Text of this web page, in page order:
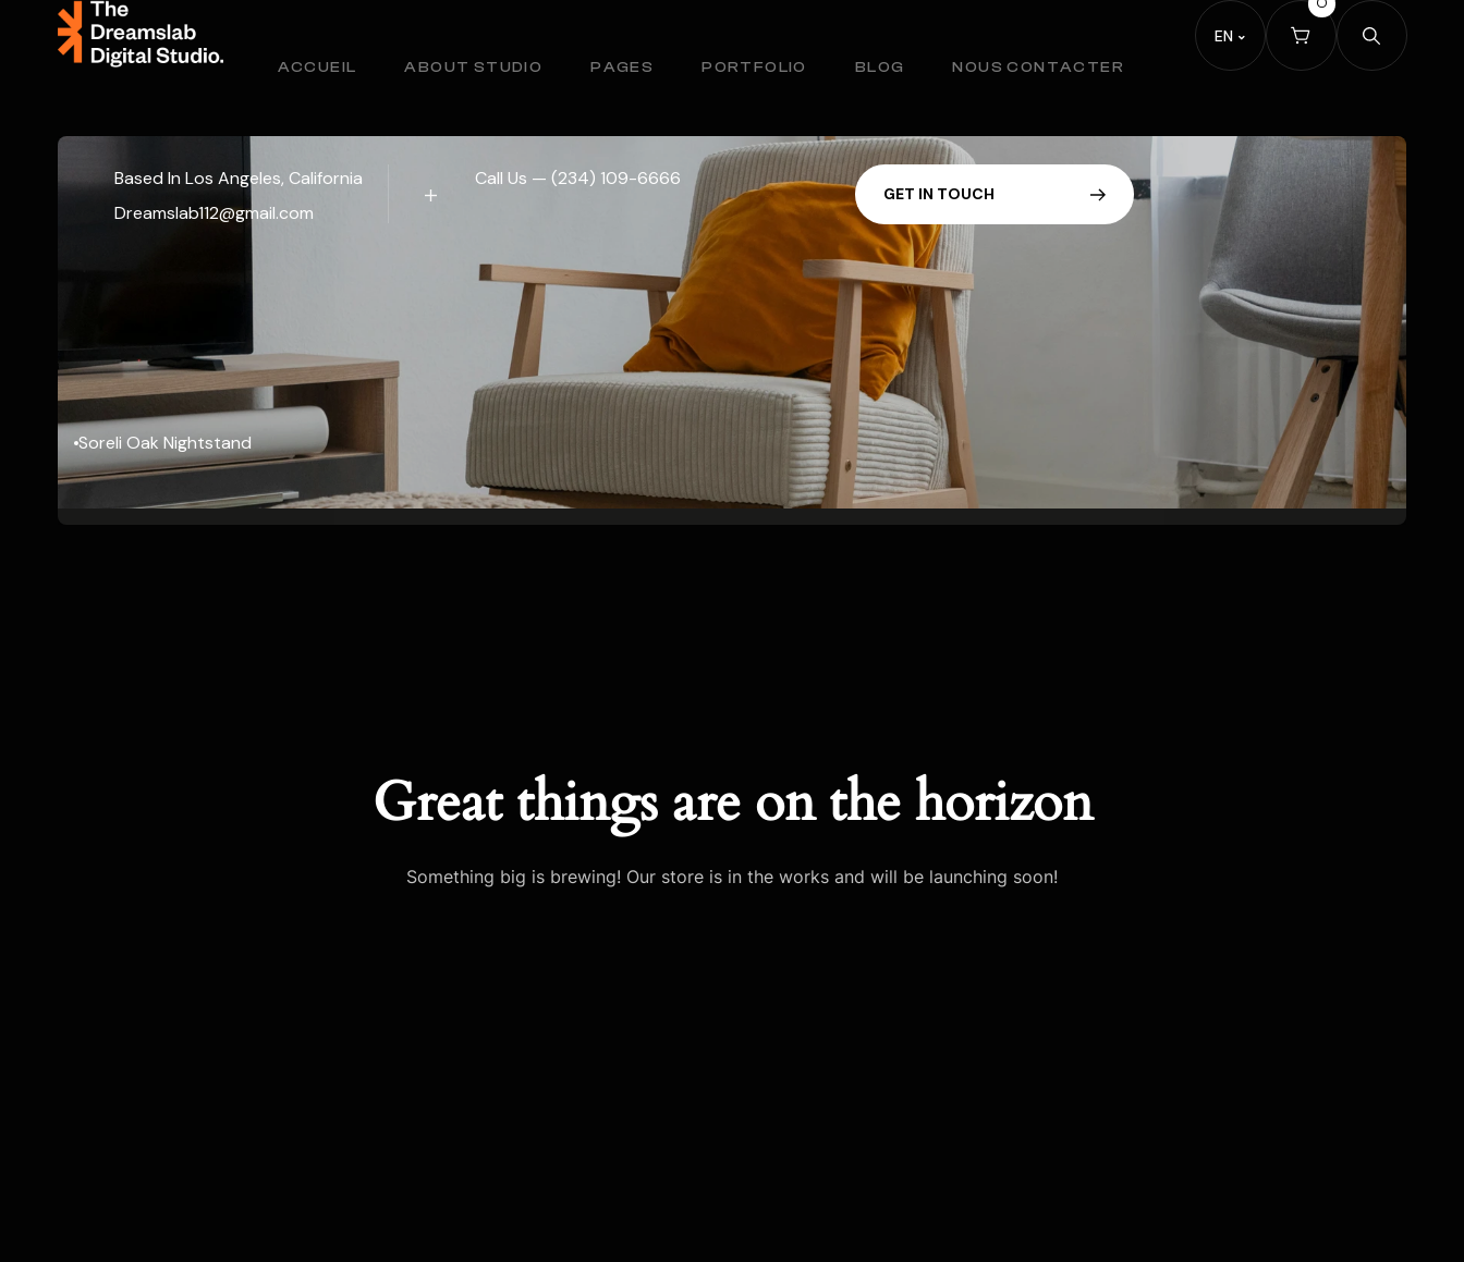
ACCUEIL ABOUT STUDIO PAGES PORTFOLIO BLOG NOUS CONTACTER
EN
Based In Los Angeles, California
Dreamslab112@gmail.com
Call Us — (234) 109-6666
GET IN TOUCH
Soreli Oak Nightstand
Great things are on the horizon
Something big is brewing! Our store is in the works and will be launching soon!